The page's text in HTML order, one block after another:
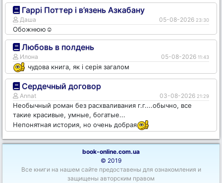
Гаррі Поттер і в’язень Азкабану
Даша 05-08-2026 23:30
Обожнюю☺️
Любовь в полдень
Илона 05-08-2026 11:43
чудова книга, як і серія загалом
Сердечный договор
Annat 03-08-2026 21:29
Необычный роман без расхваливания г.г....обычно, все
такие красивые, умные, богатые...
Непонятная история, но очень добрая
book-online.com.ua
© 2019
Все книги на нашем сайте предоставены для ознакомления и
защищены авторским правом